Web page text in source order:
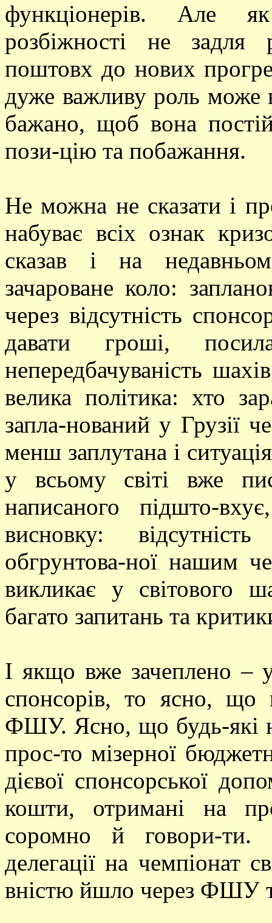
функціонерів. Але
розбіжності не задля
поштовх до нових
дуже важливу роль може
бажано, щоб вона
пози-цію та побажання.
Не можна не сказати і
набуває всіх ознак
сказав і на
зачароване коло:
через відсутність
давати гроші,
непередбачуваність
велика політика: хто
запла-нований у Грузії
менш заплутана і
у всьому світі вже
написаного підшто-
висновку:
обгрунтова-ної нашим
викликає у світового
багато запитань та
І якщо вже зачеплено
спонсорів, то ясно,
ФШУ. Ясно, що будь-які
прос-то мізерної
дієвої спонсорської
кошти, отримані на
соромно й говори-ти.
делегації на чемпіонат
вністю йшло через ФШУ